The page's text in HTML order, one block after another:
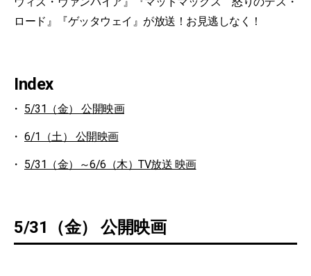
ロード』『ゲッタウェイ』が放送！お見逃しなく！
Index
5/31（金） 公開映画
6/1（土） 公開映画
5/31（金）～6/6（木）TV放送 映画
5/31（金） 公開映画